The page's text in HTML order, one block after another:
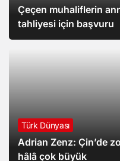
Çeçen muhaliflerin
tahliyesi için başvuru
Türk Dünyası
Adrian Zenz: Çin’de
hâlâ çok büyük